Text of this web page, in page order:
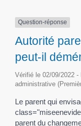
Question-réponse
Autorité
peut-il
Vérifié le 02/09/2022
administrative
Le parent qui
parent du